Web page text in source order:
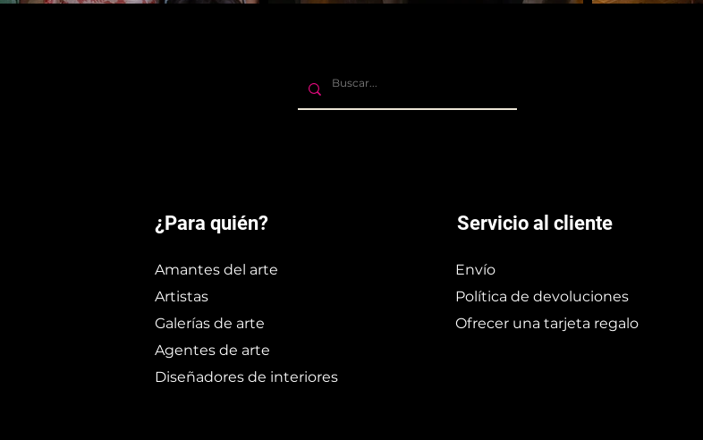
¿Para quién?
Amantes del arte
Artistas
Galerías de arte
Agentes de arte
Diseñadores de interiores
Servicio al cliente
Envío
Política de devoluciones
Ofrecer una tarjeta regalo